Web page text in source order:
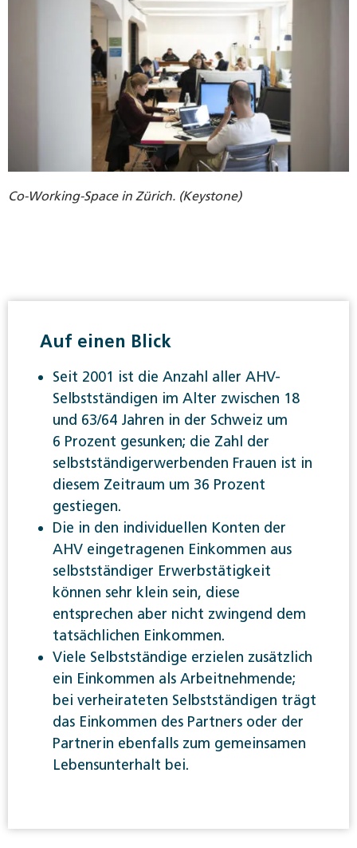
Co-Working-Space in Zürich. (Keystone)
Auf einen Blick
Seit 2001 ist die Anzahl aller AHV-
Selbstständigen im Alter zwischen 18
und 63/64 Jahren in der Schweiz um
6 Prozent gesunken; die Zahl der
selbstständigerwerbenden Frauen ist in
diesem Zeitraum um 36 Prozent
gestiegen.
Die in den individuellen Konten der
AHV eingetragenen Einkommen aus
selbstständiger Erwerbstätigkeit
können sehr klein sein, diese
entsprechen aber nicht zwingend dem
tatsächlichen Einkommen.
Viele Selbstständige erzielen zusätzlich
ein Einkommen als Arbeitnehmende;
bei verheirateten Selbstständigen trägt
das Einkommen des Partners oder der
Partnerin ebenfalls zum gemeinsamen
Lebensunterhalt bei.